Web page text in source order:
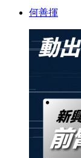
何善揮